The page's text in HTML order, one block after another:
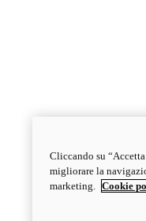
Cliccando su
migliorare la
marketing.
Cookie